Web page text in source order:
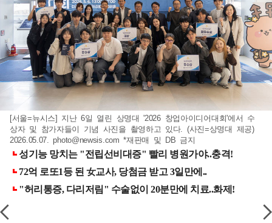
[서울=뉴시스] 지난 6일 열린 상명대 '2026 창업아이디어대회'에서 수
상자 및 참가자들이 기념 사진을 촬영하고 있다. (사진=상명대 제공)
2026.05.07.photo@newsis.com *재판매 및 DB 금지